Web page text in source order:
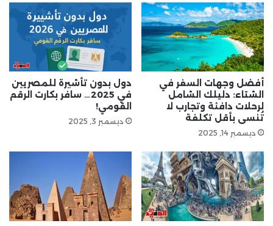
أفضل وجهات السفر في
الشتاء: دليلك الشامل
لرحلات دافئة وتجارب لا
تُنسى بأقل تكلفة
ديسمبر 14, 2025
دول بدون تأشيرة للمصريين
في 2025… سافر بكارت الرقم
القومي!
ديسمبر 3, 2025